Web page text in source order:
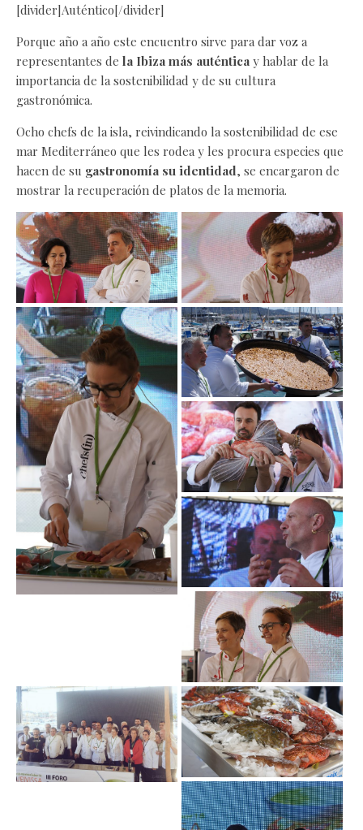
[divider]Auténtico[/divider]
Porque año a año este encuentro sirve para dar voz a
representantes de la Ibiza más auténtica y hablar de la
importancia de la sostenibilidad y de su cultura
gastronómica.
Ocho chefs de la isla, reivindicando la sostenibilidad de ese
mar Mediterráneo que les rodea y les procura especies que
hacen de su gastronomía su identidad, se encargaron de
mostrar la recuperación de platos de la memoria.